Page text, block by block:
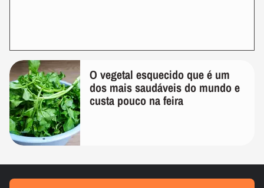
O vegetal esquecido que é um
dos mais saudáveis do mundo e
custa pouco na feira